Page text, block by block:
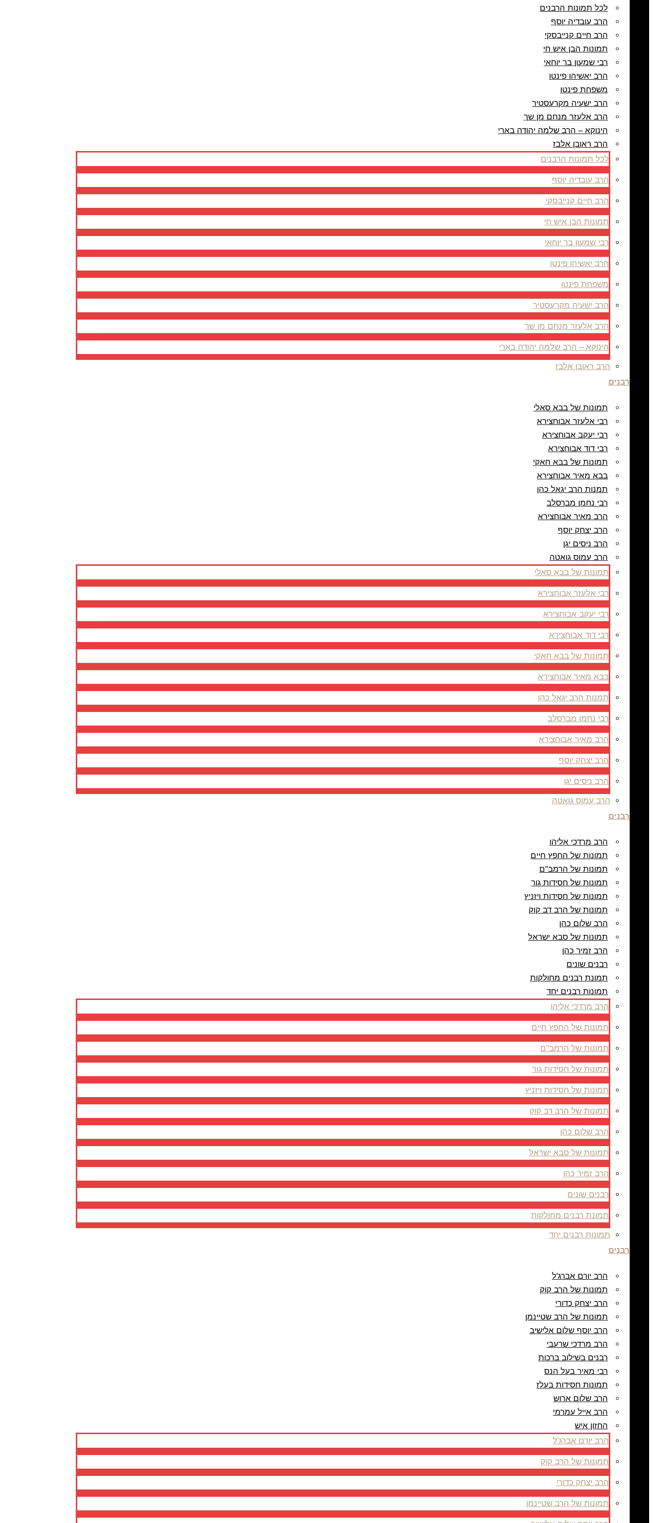
לכל תמונות הרבנים
הרב עובדיה יוסף
הרב חיים קנייבסקי
תמונות הבן איש חי
רבי שמעון בר יוחאי
הרב יאשיהו פינטו
משפחת פינטו
הרב ישעיה מקרעסטיר
הרב אלעזר מנחם מן שך
הינוקא – הרב שלמה יהודה בארי
הרב ראובן אלבז
לכל תמונות הרבנים
הרב עובדיה יוסף
הרב חיים קנייבסקי
תמונות הבן איש חי
רבי שמעון בר יוחאי
הרב יאשיהו פינטו
משפחת פינטו
הרב ישעיה מקרעסטיר
הרב אלעזר מנחם מן שך
הינוקא – הרב שלמה יהודה בארי
הרב ראובן אלבז
רבנים
תמונות של בבא סאלי
רבי אלעזר אבוחצירא
רבי יעקב אבוחצירא
רבי דוד אבוחצירא
תמונות של בבא חאקי
בבא מאיר אבוחצירא
תמנות הרב יגאל כהן
רבי נחמן מברסלב
הרב מאיר אבוחצירא
הרב יצחק יוסף
הרב ניסים יגן
הרב עמוס גואטה
תמונות של בבא סאלי
רבי אלעזר אבוחצירא
רבי יעקב אבוחצירא
רבי דוד אבוחצירא
תמונות של בבא חאקי
בבא מאיר אבוחצירא
תמנות הרב יגאל כהן
רבי נחמן מברסלב
הרב מאיר אבוחצירא
הרב יצחק יוסף
הרב ניסים יגן
הרב עמוס גואטה
רבנים
הרב מרדכי אליהו
תמונות של החפץ חיים
תמונות של הרמב"ם
תמונות של חסידות גור
תמונות של חסידות ויזניץ
תמונות של הרב דב קוק
הרב שלום כהן
תמונות של סבא ישראל
הרב זמיר כהן
רבנים שונים
תמונת רבנים מחולקות
תמונות רבנים יחד
הרב מרדכי אליהו
תמונות של החפץ חיים
תמונות של הרמב"ם
תמונות של חסידות גור
תמונות של חסידות ויזניץ
תמונות של הרב דב קוק
הרב שלום כהן
תמונות של סבא ישראל
הרב זמיר כהן
רבנים שונים
תמונת רבנים מחולקות
תמונות רבנים יחד
רבנים
הרב יורם אברג'ל
תמונות של הרב קוק
הרב יצחק כדורי
תמונות של הרב שטיינמן
הרב יוסף שלום אלישיב
הרב מרדכי שרעבי
רבנים בשילוב ברכות
רבי מאיר בעל הנס
תמונות חסידות בעלז
הרב שלום ארוש
הרב אייל עמרמי
החזון איש
הרב יורם אברג'ל
תמונות של הרב קוק
הרב יצחק כדורי
תמונות של הרב שטיינמן